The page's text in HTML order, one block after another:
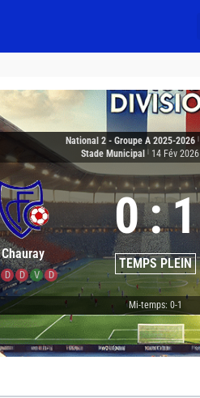
National 2 - Groupe A 2025-2026
Stade Municipal
14 Fév 2026
Chauray
D D V D
0:1
TEMPS PLEIN
Mi-temps: 0-1